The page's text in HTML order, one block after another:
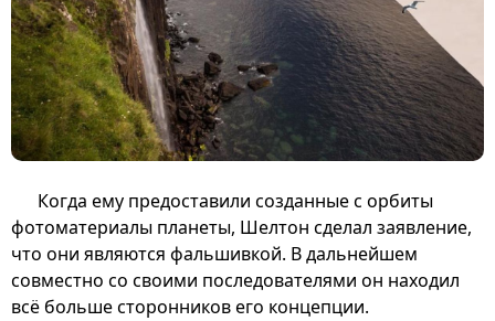
Когда ему предоставили созданные с орбиты
фотоматериалы планеты, Шелтон сделал заявление,
что они являются фальшивкой. В дальнейшем
совместно со своими последователями он находил
всё больше сторонников его концепции.